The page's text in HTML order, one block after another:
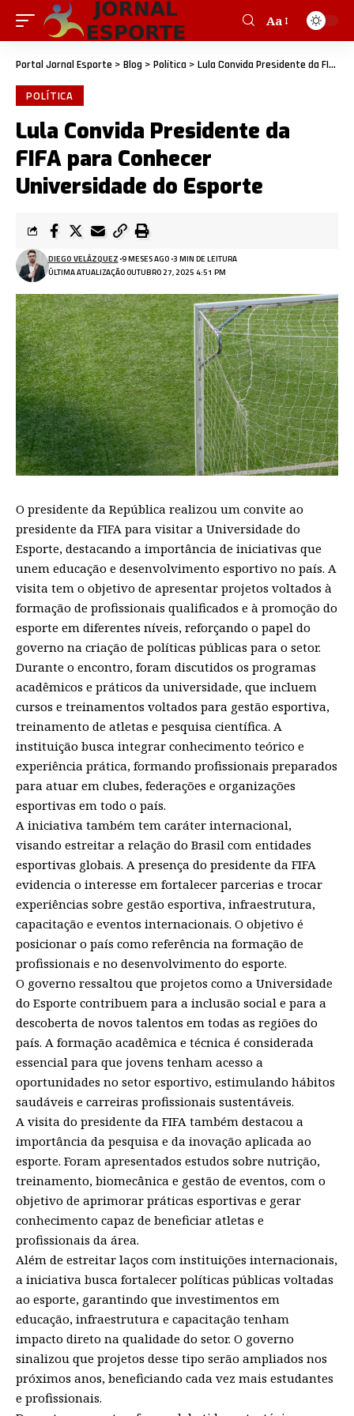
Aa
Portal Jornal Esporte > Blog > Política > Lula Convida Presidente da FIFA para Conhecer Universidade do Esporte
POLÍTICA
Lula Convida Presidente da
FIFA para Conhecer
Universidade do Esporte
ÚLTIMA ATUALIZAÇÃO OUTUBRO 27, 2025 4:51 PM
DIEGO VELÁZQUEZ 9 MESES AGO 3 MIN DE LEITURA
O presidente da República realizou um convite ao
presidente da FIFA para visitar a Universidade do
Esporte, destacando a importância de iniciativas que
unem educação e desenvolvimento esportivo no país. A
visita tem o objetivo de apresentar projetos voltados à
formação de profissionais qualificados e à promoção do
esporte em diferentes níveis, reforçando o papel do
governo na criação de políticas públicas para o setor.
Durante o encontro, foram discutidos os programas
acadêmicos e práticos da universidade, que incluem
cursos e treinamentos voltados para gestão esportiva,
treinamento de atletas e pesquisa científica. A
instituição busca integrar conhecimento teórico e
experiência prática, formando profissionais preparados
para atuar em clubes, federações e organizações
esportivas em todo o país.
A iniciativa também tem caráter internacional,
visando estreitar a relação do Brasil com entidades
esportivas globais. A presença do presidente da FIFA
evidencia o interesse em fortalecer parcerias e trocar
experiências sobre gestão esportiva, infraestrutura,
capacitação e eventos internacionais. O objetivo é
posicionar o país como referência na formação de
profissionais e no desenvolvimento do esporte.
O governo ressaltou que projetos como a Universidade
do Esporte contribuem para a inclusão social e para a
descoberta de novos talentos em todas as regiões do
país. A formação acadêmica e técnica é considerada
essencial para que jovens tenham acesso a
oportunidades no setor esportivo, estimulando hábitos
saudáveis e carreiras profissionais sustentáveis.
A visita do presidente da FIFA também destacou a
importância da pesquisa e da inovação aplicada ao
esporte. Foram apresentados estudos sobre nutrição,
treinamento, biomecânica e gestão de eventos, com o
objetivo de aprimorar práticas esportivas e gerar
conhecimento capaz de beneficiar atletas e
profissionais da área.
Além de estreitar laços com instituições internacionais,
a iniciativa busca fortalecer políticas públicas voltadas
ao esporte, garantindo que investimentos em
educação, infraestrutura e capacitação tenham
impacto direto na qualidade do setor. O governo
sinalizou que projetos desse tipo serão ampliados nos
próximos anos, beneficiando cada vez mais estudantes
e profissionais.